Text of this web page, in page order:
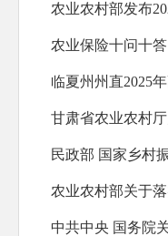
农业保险十问十答